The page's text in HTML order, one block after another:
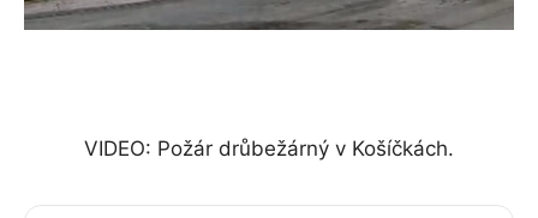
VIDEO: Požár drůbežárný v Košíčkách.